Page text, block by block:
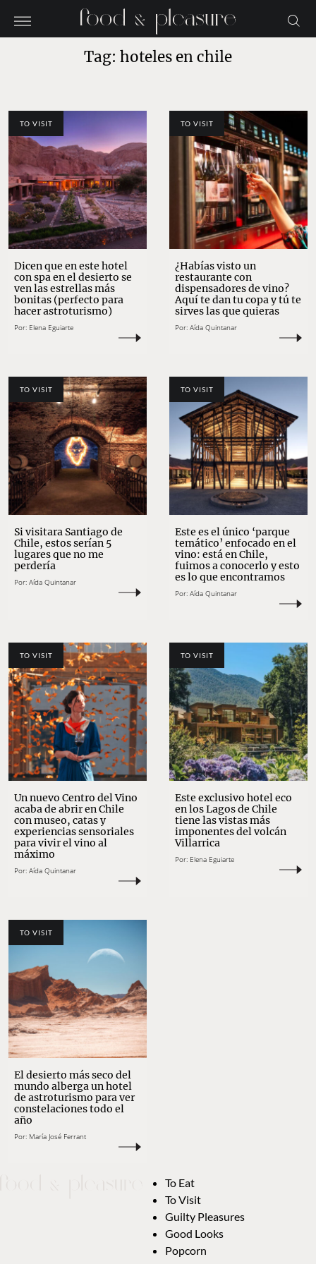
Tag: hoteles en chile
TO VISIT
Dicen que en este hotel
con spa en el desierto se
ven las estrellas más
bonitas (perfecto para
hacer astroturismo)
Por: Elena Eguiarte
TO VISIT
¿Habías visto un
restaurante con
dispensadores de vino?
Aquí te dan tu copa y tú te
sirves las que quieras
Por: Aída Quintanar
TO VISIT
Si visitara Santiago de
Chile, estos serían 5
lugares que no me
perdería
Por: Aída Quintanar
TO VISIT
Este es el único ‘parque
temático’ enfocado en el
vino: está en Chile,
fuimos a conocerlo y esto
es lo que encontramos
Por: Aída Quintanar
TO VISIT
Un nuevo Centro del Vino
acaba de abrir en Chile
con museo, catas y
experiencias sensoriales
para vivir el vino al
máximo
Por: Aída Quintanar
TO VISIT
Este exclusivo hotel eco
en los Lagos de Chile
tiene las vistas más
imponentes del volcán
Villarrica
Por: Elena Eguiarte
TO VISIT
El desierto más seco del
mundo alberga un hotel
de astroturismo para ver
constelaciones todo el
año
Por: María José Ferrant
To Eat
To Visit
Guilty Pleasures
Good Looks
Popcorn